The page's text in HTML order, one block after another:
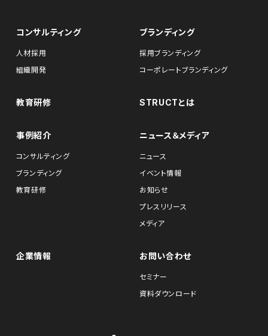
コンサルティング
人材採用
組織開発
ブランディング
採用ブランディング
コーポレートブランディング
教育研修 STRUCTとは
事例紹介
コンサルティング
ブランディング
教育研修
ニュース＆メディア
ニュース
イベント情報
お知らせ
プレスリリース
メディア
企業情報 お問い合わせ
セミナー
資料ダウンロード